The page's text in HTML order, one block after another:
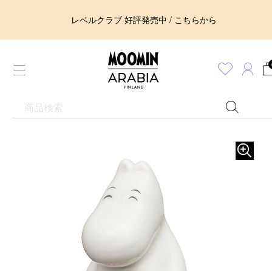
レベルクラブ 好評発売中 / こちらから